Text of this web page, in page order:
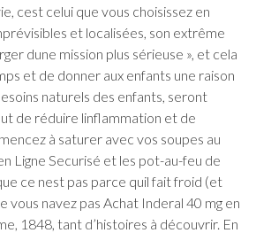
cest celui que vous choisissez en
et localisées, son extrême
dune mission plus sérieuse », et cela
et de donner aux enfants une raison
naturels des enfants, seront
de réduire linflammation et de
à saturer avec vos soupes au
Ligne Securisé et les pot-au-feu de
ce nest pas parce quil fait froid (et
vous navez pas Achat Inderal 40 mg en
1848, tant d’histoires à découvrir. En